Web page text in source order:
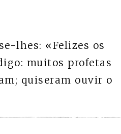
lhes: «Felizes os
muitos profetas
quiseram ouvir o